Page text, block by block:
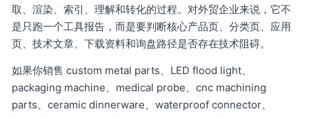
取、渲染、索引、理解和转化的过程。对外贸企业来说，它不
是只跑一个工具报告，而是要判断核心产品页、分类页、应用
页、技术文章、下载资料和询盘路径是否存在技术阻碍。
如果你销售 custom metal parts、LED flood light、
packaging machine、medical probe、cnc machining
parts、ceramic dinnerware、waterproof connector、